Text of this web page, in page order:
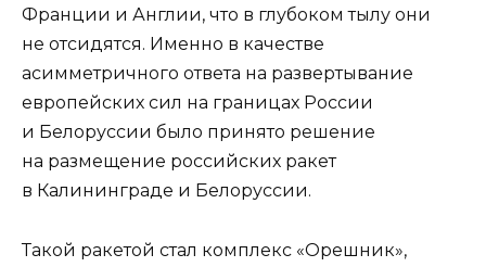
Франции и Англии, что в глубоком тылу они
не отсидятся. Именно в качестве
асимметричного ответа на развертывание
европейских сил на границах России
и Белоруссии было принято решение
на размещение российских ракет
в Калининграде и Белоруссии.
Такой ракетой стал комплекс «Орешник»,